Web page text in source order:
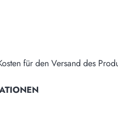
für den Versand des